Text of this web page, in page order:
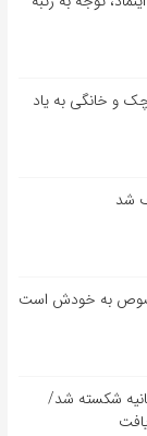
و خانگی به یاد
شد
به خودش است
شکسته شد/